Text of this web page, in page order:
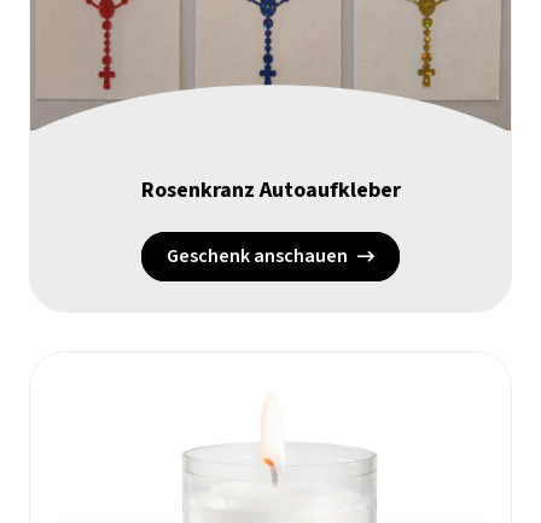
Rosenkranz Autoaufkleber
Geschenk anschauen